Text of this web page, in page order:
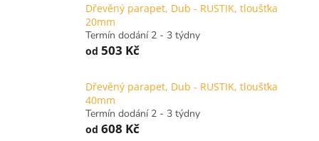
Dřevěný parapet, Dub - RUSTIK, tloušťka
20mm
Termín dodání 2 - 3 týdny
od 503 Kč
Dřevěný parapet, Dub - RUSTIK, tloušťka
40mm
Termín dodání 2 - 3 týdny
od 608 Kč